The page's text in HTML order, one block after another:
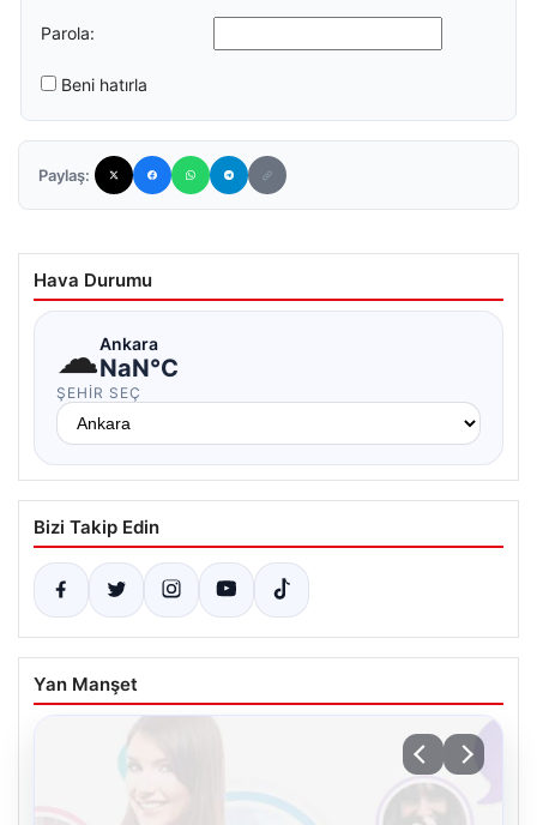
Parola:
Beni hatırla
Paylaş:
Hava Durumu
☁Ankara
NaN°C
ŞEHIR SEÇ
Bizi Takip Edin
Yan Manşet